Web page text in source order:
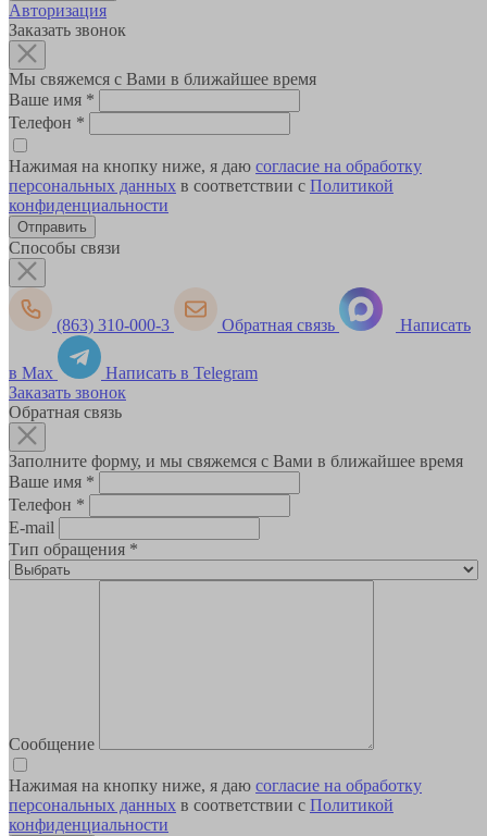
Авторизация
Заказать звонок
Мы свяжемся с Вами в ближайшее время
Ваше имя *
Телефон *
Нажимая на кнопку ниже, я даю согласие на обработку
персональных данных в соответствии с Политикой
конфиденциальности
Способы связи
(863) 310-000-3 Обратная связь Написать
в Max
Написать в Telegram
Заказать звонок
Обратная связь
Заполните форму, и мы свяжемся с Вами в ближайшее время
Ваше имя *
Телефон *
E-mail
Тип обращения *
Сообщение
Нажимая на кнопку ниже, я даю согласие на обработку
персональных данных в соответствии с Политикой
конфиденциальности